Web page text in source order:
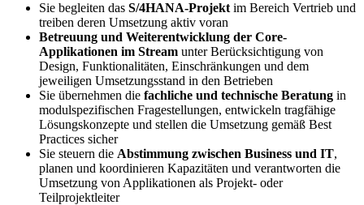
Sie begleiten das S/4HANA-Projekt im Bereich Vertrieb und
treiben deren Umsetzung aktiv voran
Betreuung und Weiterentwicklung der Core-
Applikationen im Stream unter Berücksichtigung von
Design, Funktionalitäten, Einschränkungen und dem
jeweiligen Umsetzungsstand in den Betrieben
Sie übernehmen die fachliche und technische Beratung in
modulspezifischen Fragestellungen, entwickeln tragfähige
Lösungskonzepte und stellen die Umsetzung gemäß Best
Practices sicher
Sie steuern die Abstimmung zwischen Business und IT,
planen und koordinieren Kapazitäten und verantworten die
Umsetzung von Applikationen als Projekt- oder
Teilprojektleiter